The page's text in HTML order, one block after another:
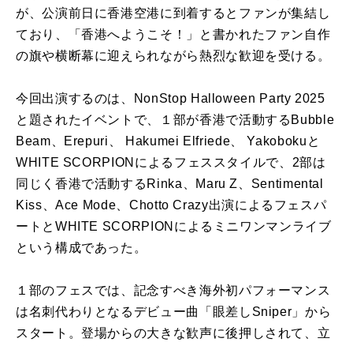
が、公演前日に香港空港に到着するとファンが集結し
ており、「香港へようこそ！」と書かれたファン自作
の旗や横断幕に迎えられながら熱烈な歓迎を受ける。
今回出演するのは、NonStop Halloween Party 2025
と題されたイベントで、１部が香港で活動するBubble
Beam、Erepuri、 Hakumei Elfriede、 Yakobokuと
WHITE SCORPIONによるフェススタイルで、2部は
同じく香港で活動するRinka、Maru Z、Sentimental
Kiss、Ace Mode、Chotto Crazy出演によるフェスパ
ートとWHITE SCORPIONによるミニワンマンライブ
という構成であった。
１部のフェスでは、記念すべき海外初パフォーマンス
は名刺代わりとなるデビュー曲「眼差しSniper」から
スタート。登場からの大きな歓声に後押しされて、立